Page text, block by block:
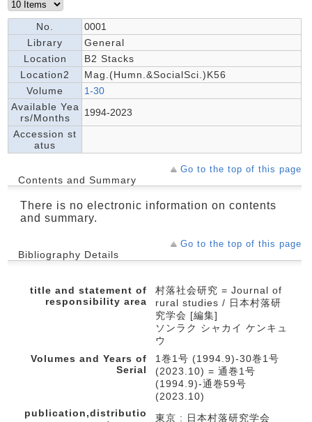
No.
0001
Library
General
Location
B2 Stacks
Location2
Mag.(Humn.&SocialSci.)K56
Volume
1-30
Available Yea
rs/Months
1994-2023
Accession st
atus
Go to the top of this page
Contents and Summary
There is no electronic information on contents
and summary.
Go to the top of this page
Bibliography Details
title and statement of
responsibility area
村落社会研究 = Journal of
rural studies / 日本村落研
究学会 [編集]
ソンラク シャカイ ケンキュ
ウ
Volumes and Years of
Serial
1巻1号 (1994.9)-30巻1号
(2023.10) = 通巻1号
(1994.9)-通巻59号
(2023.10)
publication,distributio
東京 : 日本村落研究学会